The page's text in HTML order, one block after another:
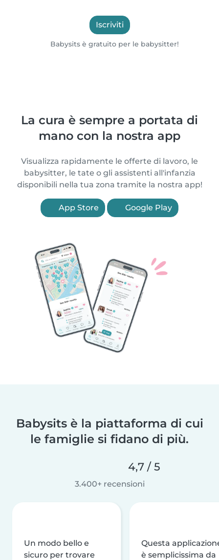
Iscriviti
Babysits è gratuito per le babysitter!
La cura è sempre a portata di
mano con la nostra app
Visualizza rapidamente le offerte di lavoro, le
babysitter, le tate o gli assistenti all'infanzia
disponibili nella tua zona tramite la nostra app!
App Store Google Play
Babysits è la piattaforma di cui
le famiglie si fidano di più.
4,7 / 5
3.400+ recensioni
Un modo bello e
sicuro per trovare
Questa
è semplicissima da